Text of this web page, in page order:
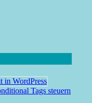
Tags steuern